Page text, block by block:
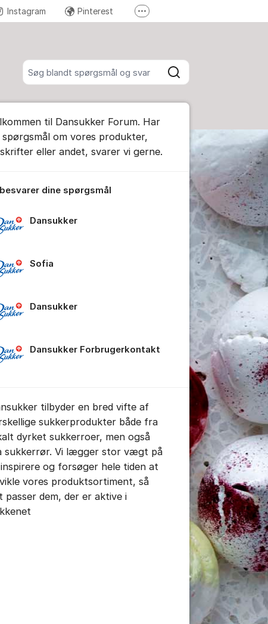
Søg blandt alle indlæg
Søg
Instagram Pinterest Flere supportlinks
kommentar
for indlæg/kommentar
for indlæg/kommentar
til Dansukker Forum. Har
spørgsmål om vores produkter,
eller andet, svarer vi gerne.
dine spørgsmål
Dansukker
Sofia
Dansukker
Dansukker Forbrugerkontakt
tilbyder en bred vifte af
sukkerprodukter både fra
dyrket sukkerroer, men også
sukkerrør. Vi lægger stor vægt på
og forsøger hele tiden at
vores produktsortiment, så
passer dem, der er aktive i